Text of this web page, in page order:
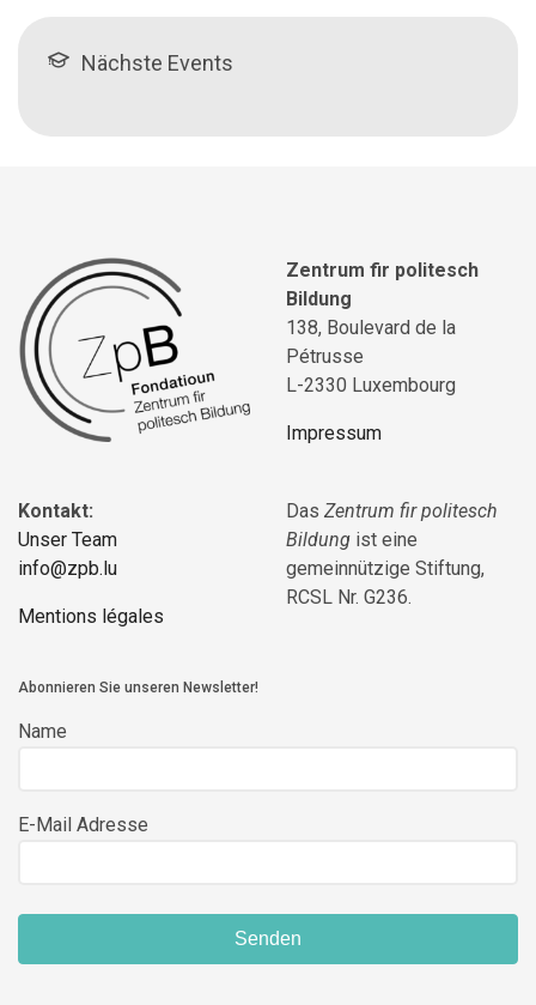
Nächste Events
Zentrum fir politesch
Bildung
138, Boulevard de la
Pétrusse
L-2330 Luxembourg
Impressum
Kontakt:
Unser Team
info@zpb.lu
Mentions légales
Das Zentrum fir politesch
Bildung ist eine
gemeinnützige Stiftung,
RCSL Nr. G236.
Abonnieren Sie unseren Newsletter!
Name
E-Mail Adresse
Senden